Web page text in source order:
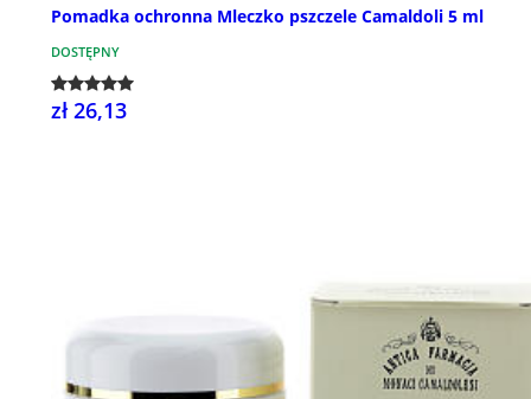
Pomadka ochronna Mleczko pszczele Camaldoli 5 ml
DOSTĘPNY
zł 26,13